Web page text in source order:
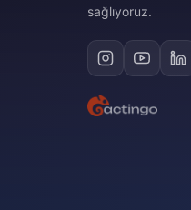
sağlıyoruz.